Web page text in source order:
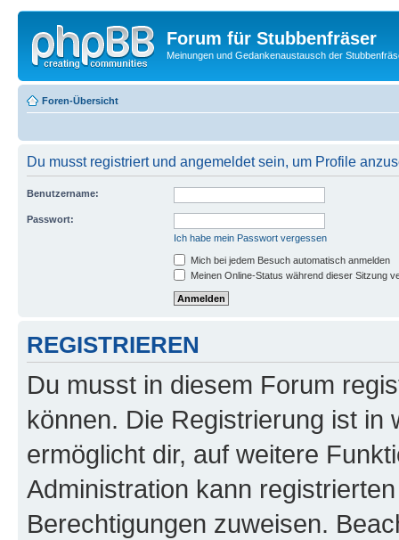
Forum für Stubbenfräser
Meinungen und Gedankenaustausch der
Foren-Übersicht
Du musst registriert und angemeldet sein, um Profile
Benutzername:
Passwort:
Ich habe mein Passwort vergessen
Mich bei jedem Besuch automatisch anmelden
Meinen Online-Status während dieser Sitzung
REGISTRIEREN
Du musst in diesem Forum
können. Die Registrierung ist in
ermöglicht dir, auf weitere
Administration kann
Berechtigungen zuweisen.